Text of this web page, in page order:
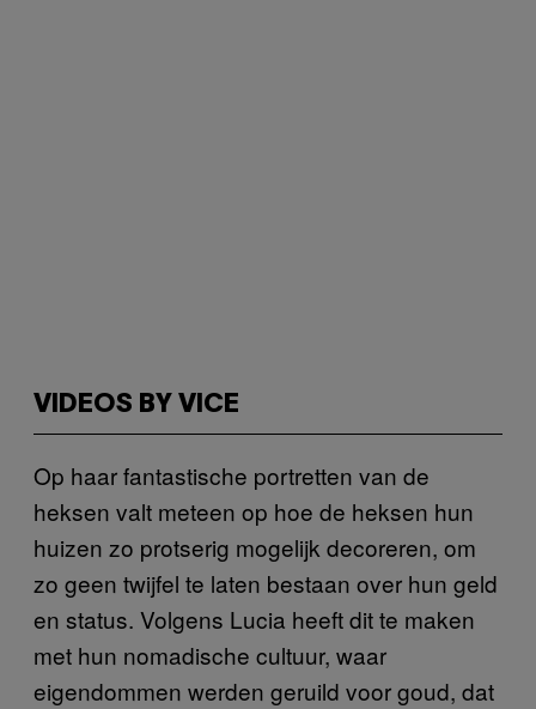
VIDEOS BY VICE
Op haar fantastische portretten van de
heksen valt meteen op hoe de heksen hun
huizen zo protserig mogelijk decoreren, om
zo geen twijfel te laten bestaan over hun geld
en status. Volgens Lucia heeft dit te maken
met hun nomadische cultuur, waar
eigendommen werden geruild voor goud, dat